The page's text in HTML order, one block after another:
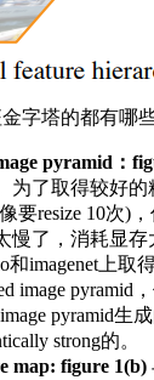
字塔的都有哪
pyramid：
为了取得较好的
要resize 10次)
慢了，消耗显
和imagenet上取
image pyramid
pyramid生
strong的。
map: figure 1(b)